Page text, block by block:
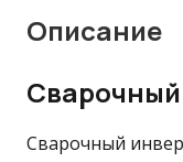
Описание
Сварочный